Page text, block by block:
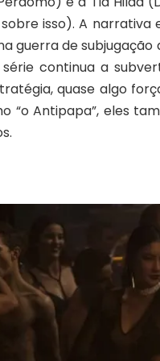
isso). A narrativa
guerra de
continua a
quase algo
“o Antipapa”, eles